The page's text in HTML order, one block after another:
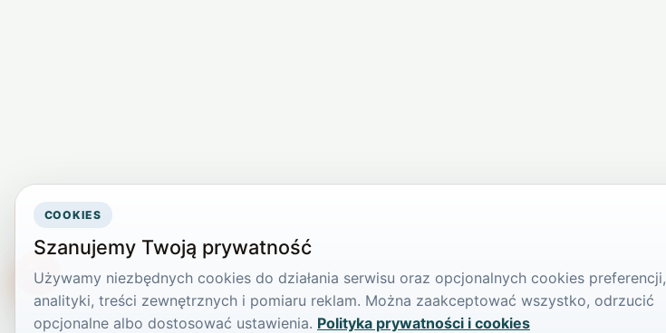
COOKIES
Szanujemy Twoją prywatność
Używamy niezbędnych cookies do działania serwisu oraz opcjonalnych cookies preferencji,
analityki, treści zewnętrznych i pomiaru reklam. Można zaakceptować wszystko, odrzucić
opcjonalne albo dostosować ustawienia. Polityka prywatności i cookies
TikTokowa Jelonka